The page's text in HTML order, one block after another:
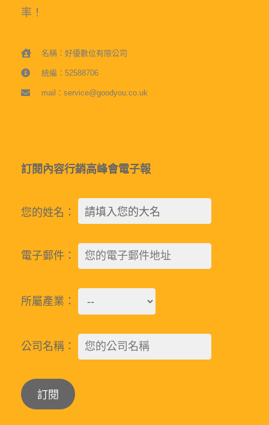
率！
名稱：好優數位有限公司
統編：52588706
mail：service@goodyou.co.uk
訂閱內容行銷高峰會電子報
您的姓名：
電子郵件：
所屬產業：
公司名稱：